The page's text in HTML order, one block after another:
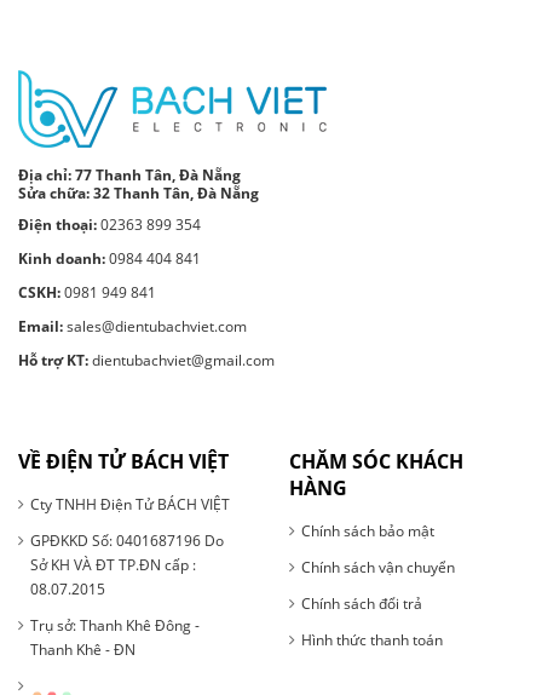
Địa chỉ:77 Thanh Tân, Đà Nẵng
Sửa chữa: 32 Thanh Tân, Đà Nẵng
Điện thoại:02363 899 354
Kinh doanh:0984 404 841
CSKH:0981 949 841
Email:sales@dientubachviet.com
Hỗ trợ KT:dientubachviet@gmail.com
VỀ ĐIỆN TỬ BÁCH VIỆT
Cty TNHH Điện Tử BÁCH VIỆT
GPĐKKD Số: 0401687196 Do
Sở KH VÀ ĐT TP.ĐN cấp :
08.07.2015
Trụ sở: Thanh Khê Đông -
Thanh Khê - ĐN
CHĂM SÓC KHÁCH
HÀNG
Chính sách bảo mật
Chính sách vận chuyển
Chính sách đổi trả
Hình thức thanh toán